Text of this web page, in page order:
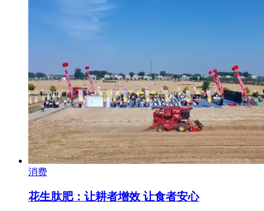
消费
花生肽肥：让耕者增效 让食者安心